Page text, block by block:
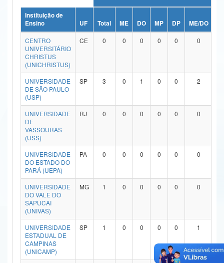
Ministério da Ciência, Tecnologia, Inovações e Comunicações
Ministério do Meio Ambiente
Ministério do Turismo
Ministério do Desenvolvimento Regional
Controladoria-Geral da União
Ministério da Mulher, da Família e dos Direitos Humanos
Secretaria-Geral
Secretaria de Governo
Gabinete de Segurança Institucional
Advocacia-Geral da União
Banco Central do Brasil
Instituição de
Ensino
UF Total ME DO MP DP ME/DO
CENTRO
UNIVERSITÁRIO
CHRISTUS
(UNICHRISTUS)
CE 0 0 0 0 0 0
UNIVERSIDADE
DE SÃO PAULO
(USP)
SP 3 0 1 0 0 2
UNIVERSIDADE
DE
VASSOURAS
(USS)
RJ 0 0 0 0 0 0
UNIVERSIDADE
DO ESTADO DO
PARÁ (UEPA)
PA 0 0 0 0 0 0
UNIVERSIDADE
DO VALE DO
SAPUCAI
(UNIVAS)
MG 1 0 0 0 0 0
UNIVERSIDADE
ESTADUAL DE
CAMPINAS
(UNICAMP)
SP 1 0 0 0 0 1